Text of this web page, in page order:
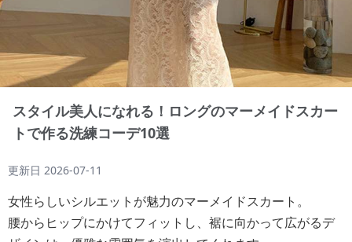
スタイル美人になれる！ロングのマーメイドスカー
トで作る洗練コーデ10選
更新日 2026-07-11
女性らしいシルエットが魅力のマーメイドスカート。
腰からヒップにかけてフィットし、裾に向かって広がるデ